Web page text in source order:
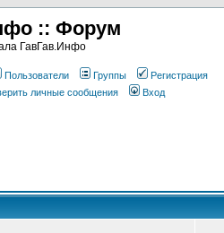
:: Форум
ГавГав.Инфо
Пользователи Группы
Регистрация
личные сообщения Вход